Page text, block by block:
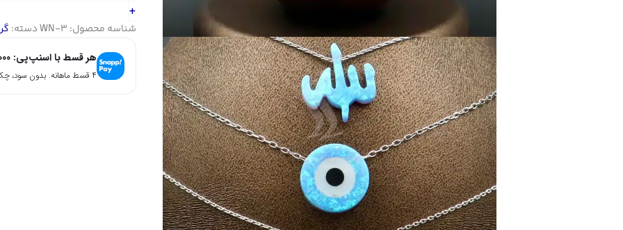
اوپال
طرح
چشم
+
شناسه محصول: WN-3دسته:
هر قسط با اسنپ‌پی:
۴ قسط ماهانه. بدون سود، چک و ضامن.